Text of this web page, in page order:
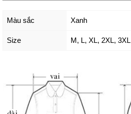
Màu sắc Xanh
Size M, L, XL, 2XL, 3XL